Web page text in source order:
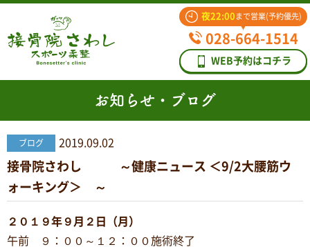
夜22:00 まで営業(予約優先)
028-664-1514
WEB予約はコチラ
お知らせ・ブログ
ブログ 2019.09.02
接骨院さわし ～健康ニュース ＜9/2大腰筋ウ
ォーキング＞ ～
２０１９年９月２日（月）
午前 ９：００～１２：００施術終了